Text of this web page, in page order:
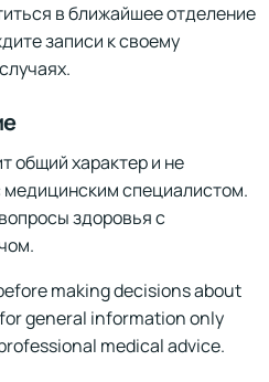
в ближайшее отделение
записи к своему
общий характер и не
медицинским специалистом.
здоровья с
making decisions about
general information only
medical advice.